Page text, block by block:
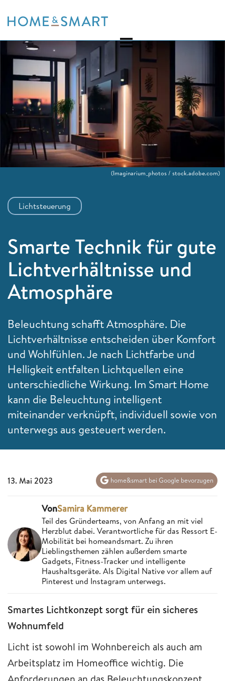
to
Lichtsteuerung
Smarte Technik für gute
Lichtverhältnisse und
Atmosphäre
Beleuchtung schafft Atmosphäre. Die
Lichtverhältnisse entscheiden über Komfort
und Wohlfühlen. Je nach Lichtfarbe und
Helligkeit entfalten Lichtquellen eine
unterschiedliche Wirkung. Im Smart Home
kann die Beleuchtung intelligent
miteinander verknüpft, individuell sowie von
unterwegs aus gesteuert werden.
(Imaginarium_photos / stock.adobe.com)
13. Mai 2023 home&smart bei Google bevorzugen
VonSamira Kammerer
Teil des Gründerteams, von Anfang an mit viel
Herzblut dabei. Verantwortliche für das Ressort E-
Mobilität bei homeandsmart. Zu ihren
Lieblingsthemen zählen außerdem smarte
Gadgets, Fitness-Tracker und intelligente
Haushaltsgeräte. Als Digital Native vor allem auf
Pinterest und Instagram unterwegs.
Smartes Lichtkonzept sorgt für ein sicheres
Wohnumfeld
Licht ist sowohl im Wohnbereich als auch am
Arbeitsplatz im Homeoffice wichtig. Die